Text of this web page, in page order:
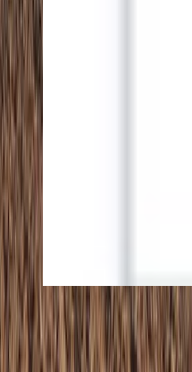
Cookies